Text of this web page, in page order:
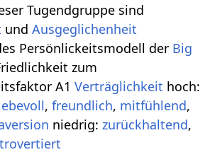
Tugendgruppe sind
und Ausgeglichenheit
Persönlickeitsmodell der Big
zum
A1 Verträglichkeit hoch:
, freundlich, mitfühlend,
niedrig: zurückhaltend,